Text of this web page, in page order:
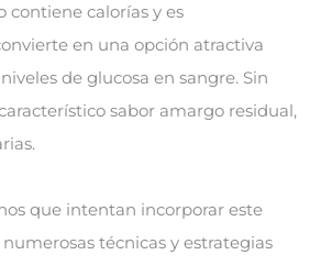
contiene calorías y es
en una opción atractiva
de glucosa en sangre. Sin
sabor amargo residual,
que intentan incorporar este
técnicas y estrategias